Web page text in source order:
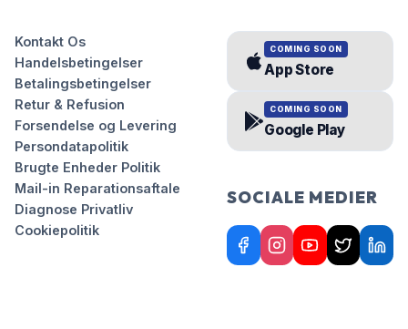
Kontakt Os
Handelsbetingelser
Betalingsbetingelser
Retur & Refusion
Forsendelse og Levering
Persondatapolitik
Brugte Enheder Politik
Mail-in Reparationsaftale
Diagnose Privatliv
Cookiepolitik
COMING SOON
App Store
COMING SOON
Google Play
SOCIALE MEDIER